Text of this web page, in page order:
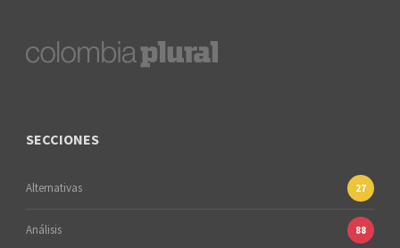
SECCIONES
Alternativas 27
Análisis 88